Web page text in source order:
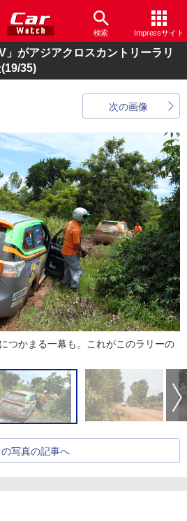
検索 Impressサイト
」がアジアクロスカントリーラリ
(19/35)
次の画像
つかまる一幕も。これがこのラリーの
の写真の記事へ